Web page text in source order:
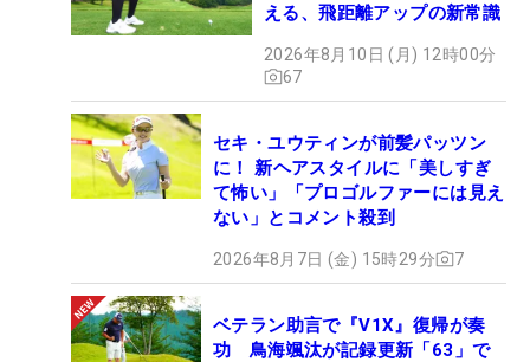
える、飛距離アップの新常識
2026年8月10日 (月) 12時00分
67
セキ・ユウティンが前髪パッツン
に！ 新ヘアスタイルに「美しすぎ
て怖い」「プロゴルファーには見え
ない」とコメント殺到
2026年8月7日 (金) 15時29分 7
ベテラン助言で『V1X』復帰が奏
功 鳥海颯汰が記録更新「63」で